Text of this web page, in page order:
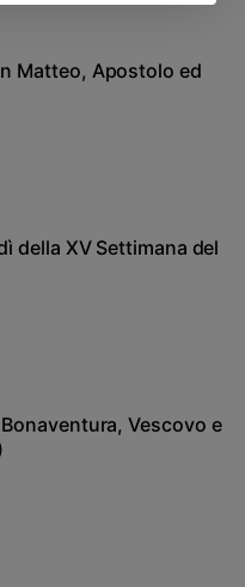
Matteo, Apostolo ed
della XV Settimana del
Vescovo e